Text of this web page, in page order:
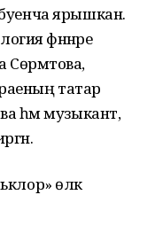
ярышкан.
фәннәре
татар
һәм музыкант,
өлкә